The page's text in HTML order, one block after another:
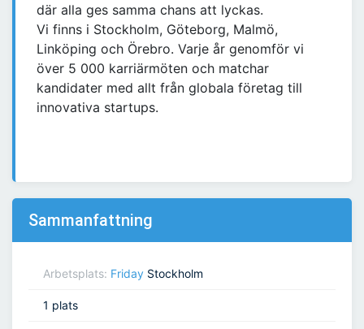
där alla ges samma chans att lyckas.
Vi finns i Stockholm, Göteborg, Malmö,
Linköping och Örebro. Varje år genomför vi
över 5 000 karriärmöten och matchar
kandidater med allt från globala företag till
innovativa startups.
Sammanfattning
Arbetsplats: Friday Stockholm
1 plats